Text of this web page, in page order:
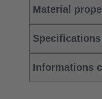
Material
Informations